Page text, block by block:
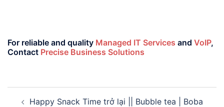
For reliable and quality Managed IT Services and VoIP,
Contact Precise Business Solutions
Happy Snack Time trở lại || Bubble tea | Boba